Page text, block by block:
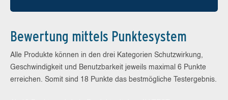
Bewertung mittels Punktesystem
Alle Produkte können in den drei Kategorien Schutzwirkung,
Geschwindigkeit und Benutzbarkeit jeweils maximal 6 Punkte
erreichen. Somit sind 18 Punkte das bestmögliche Testergebnis.